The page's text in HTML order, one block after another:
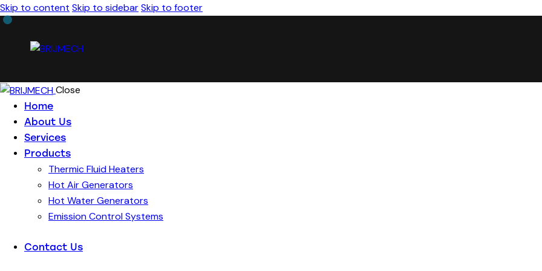
Skip to content Skip to sidebarSkip to footer
Close
Home
About Us
Services
Products
Thermic Fluid Heaters
Hot Air Generators
Hot Water Generators
Emission Control Systems
Contact Us